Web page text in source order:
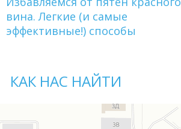
вина. Легкие (и самые
эффективные!) способы
КАК НАС НАЙТИ